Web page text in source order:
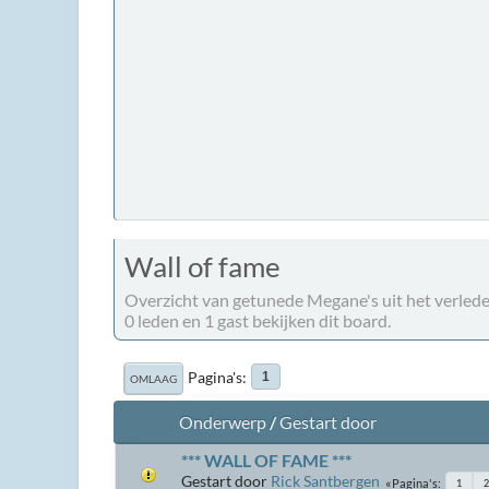
Wall of fame
Overzicht van getunede Megane's uit het
0 leden en 1 gast bekijken dit board.
OMLAAG Pagina's 1
Onderwerp/Gestart door
*** WALL OF FAME ***
Gestart door Rick Santbergen Pagina's 1 2